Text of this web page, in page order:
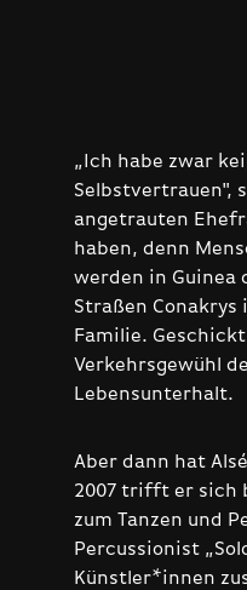
„Ich habe zwar
Selbstvertrauen",
angetrauten
haben, denn
werden in
Straßen
Familie.
Verkehrsgewühl
Lebensunterhalt.
Aber dann hat
2007 trifft er sich
zum Tanzen und
­Percussionist
Künstler*innen